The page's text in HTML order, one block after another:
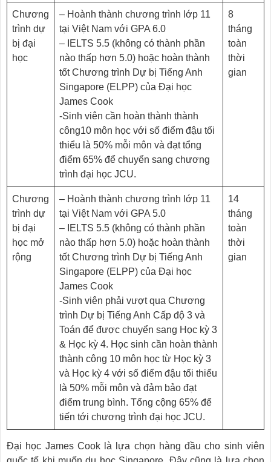
Chương
trình dự
bị đại
học
– Hoành thành chương trình lớp 11
tại Việt Nam với GPA 6.0
– IELTS 5.5 (không có thành phần
nào thấp hơn 5.0) hoặc hoàn thành
tốt Chương trình Dự bị Tiếng Anh
Singapore (ELPP) của Đại học
James Cook
-Sinh viên cần hoàn thành thành
công10 môn học với số điểm đậu tối
thiểu là 50% mỗi môn và đạt tổng
điểm 65% để chuyển sang chương
trình đại học JCU.
8
tháng
toàn
thời
gian
Chương
trình dự
bị đại
học mở
rộng
– Hoành thành chương trình lớp 11
tại Việt Nam với GPA 5.0
– IELTS 5.5 (không có thành phần
nào thấp hơn 5.0) hoặc hoàn thành
tốt Chương trình Dự bị Tiếng Anh
Singapore (ELPP) của Đại học
James Cook
-Sinh viên phải vượt qua Chương
trình Dự bị Tiếng Anh Cấp độ 3 và
Toán để được chuyển sang Học kỳ 3
& Học kỳ 4. Học sinh cần hoàn thành
thành công 10 môn học từ Học kỳ 3
và Học kỳ 4 với số điểm đậu tối thiểu
là 50% mỗi môn và đảm bảo đạt
điểm trung bình. Tổng cộng 65% để
tiến tới chương trình đại học JCU.
14
tháng
toàn
thời
gian
Đại học James Cook là lựa chọn hàng đầu cho sinh viên